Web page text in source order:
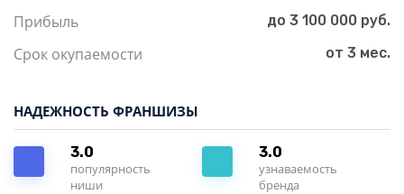
Прибыль до 3 100 000 руб.
Срок окупаемости от 3 мес.
НАДЕЖНОСТЬ ФРАНШИЗЫ
3.0
популярность
ниши
3.0
узнаваемость
бренда